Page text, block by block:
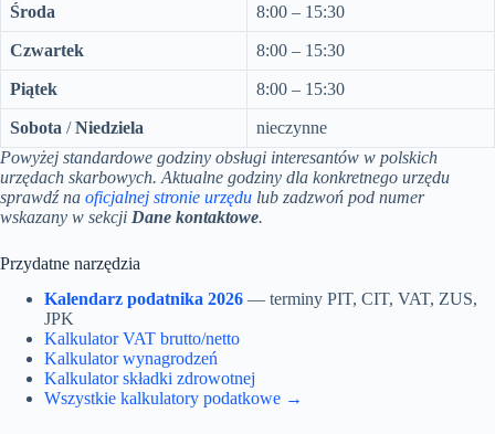
Środa 8:00 – 15:30
Czwartek 8:00 – 15:30
Piątek 8:00 – 15:30
Sobota /Niedziela
nieczynne
Powyżej standardowe godziny obsługi interesantów w polskich
urzędach skarbowych. Aktualne godziny dla konkretnego urzędu
sprawdź na oficjalnej stronie urzędu lub zadzwoń pod numer
wskazany w sekcji Dane kontaktowe.
Przydatne narzędzia
Kalendarz podatnika 2026 — terminy PIT, CIT, VAT, ZUS,
JPK
Kalkulator VAT brutto/netto
Kalkulator wynagrodzeń
Kalkulator składki zdrowotnej
Wszystkie kalkulatory podatkowe →